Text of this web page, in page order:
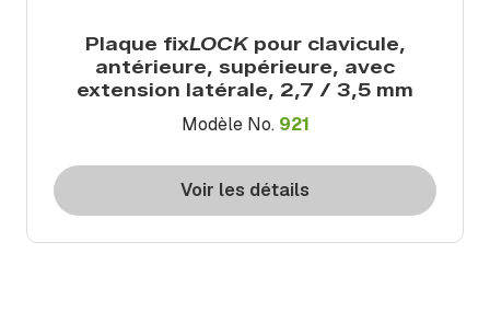
Plaque fixLOCKpour clavicule,
antérieure, supérieure, avec
extension latérale, 2,7 / 3,5 mm
Modèle No. 921
Voir les détails